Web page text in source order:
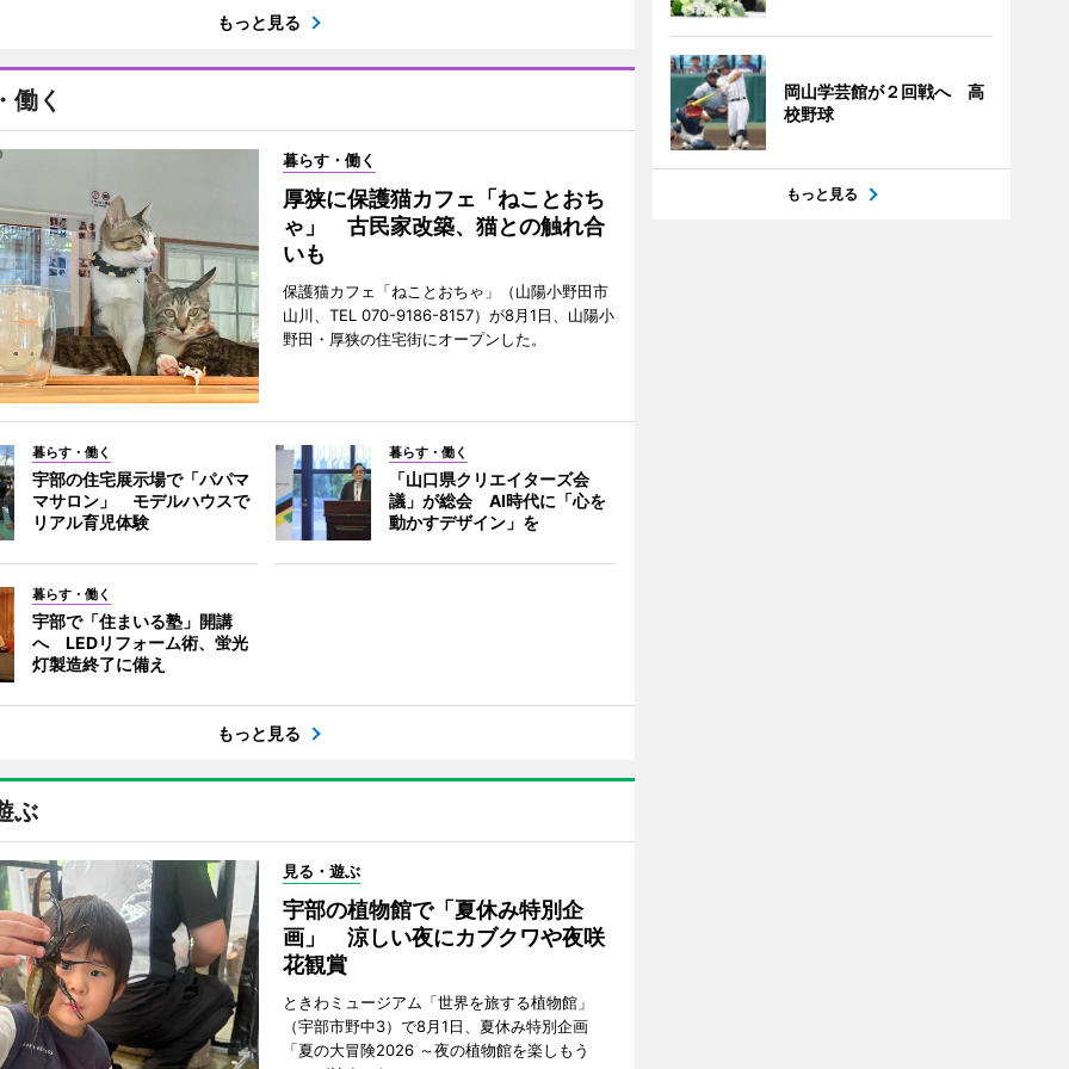
もっと見る
働く
暮らす・働く
厚狭に保護猫カフェ「ねことおち
ゃ」 古民家改築、猫との触れ合
いも
保護猫カフェ「ねことおちゃ」（山陽小野田市
山川、TEL 070-9186-8157）が8月1日、山陽小
野田・厚狭の住宅街にオープンした。
暮らす・働く
宇部の住宅展示場で「パパマ
マサロン」 モデルハウスで
リアル育児体験
暮らす・働く
「山口県クリエイターズ会
議」が総会 AI時代に「心を
動かすデザイン」を
暮らす・働く
宇部で「住まいる塾」開講
へ LEDリフォーム術、蛍光
灯製造終了に備え
もっと見る
ぶ
見る・遊ぶ
宇部の植物館で「夏休み特別企
画」 涼しい夜にカブクワや夜咲
花観賞
ときわミュージアム「世界を旅する植物館」
（宇部市野中3）で8月1日、夏休み特別企画
「夏の大冒険2026 ～夜の植物館を楽しもう
岡山学芸館が２回戦へ 高
校野球
もっと見る